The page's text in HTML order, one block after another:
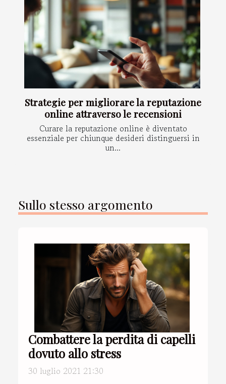
Strategie per migliorare la reputazione
online attraverso le recensioni
Curare la reputazione online è diventato
essenziale per chiunque desideri distinguersi in
un...
Sullo stesso argomento
Combattere la perdita di capelli
dovuto allo stress
30 luglio 2021 21:30